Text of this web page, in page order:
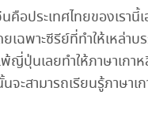
ประเทศไทยของเรานี้
ฉพาะซีรีย์ที่ทำให้เหล่า
ญี่ปุ่นเลยทำให้ภาษาเกา
ามารถเรียนรู้ภาษาเก